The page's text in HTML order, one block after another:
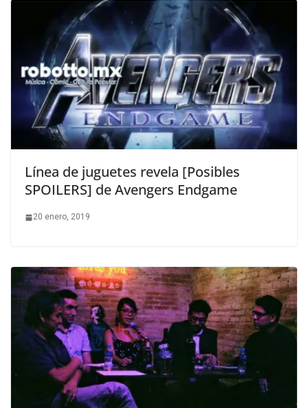
Línea de juguetes revela [Posibles
SPOILERS] de Avengers Endgame
20 enero, 2019